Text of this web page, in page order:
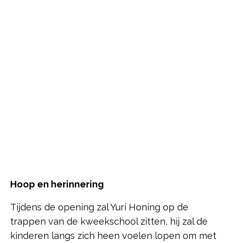
Hoop en herinnering
Tijdens de opening zal Yuri Honing op de
trappen van de kweekschool zitten, hij zal de
kinderen langs zich heen voelen lopen om met